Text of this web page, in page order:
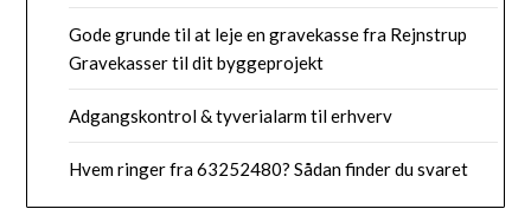
Gode grunde til at leje en gravekasse fra Rejnstrup
Gravekasser til dit byggeprojekt
Adgangskontrol & tyverialarm til erhverv
Hvem ringer fra 63252480? Sådan finder du svaret